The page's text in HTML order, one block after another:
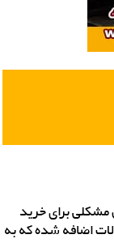
مشکلی برای خرید
1403 بر میزان فروش این محصولات اضافه شده که به